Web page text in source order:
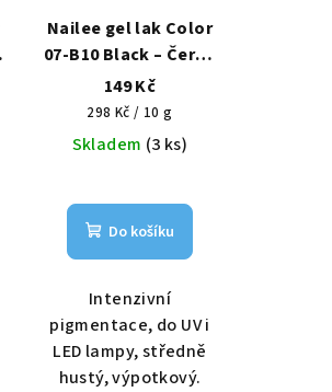
Nailee gel lak Color
07-B10 Black – Černá
hlubina HEMA Free 6g
149 Kč
Měrná
cena:
298 Kč / 10 g
Skladem (3 ks)
Do košíku
Intenzivní
pigmentace, do UV i
LED lampy, středně
hustý, výpotkový.